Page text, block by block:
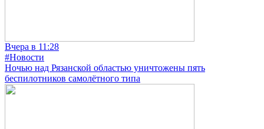
Вчера в 11:28
#Новости
Ночью над Рязанской областью уничтожены пять
беспилотников самолётного типа